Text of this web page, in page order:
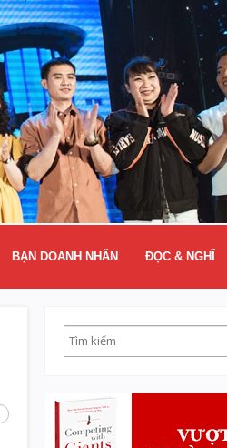
BẠN DOANH NHÂN ĐỌC & NGHĨ